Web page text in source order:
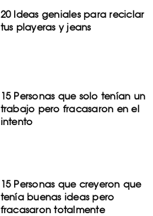
20 Ideas geniales para reciclar
tus playeras y jeans
15 Personas que solo tenían un
trabajo pero fracasaron en el
intento
15 Personas que creyeron que
tenía buenas ideas pero
fracasaron totalmente